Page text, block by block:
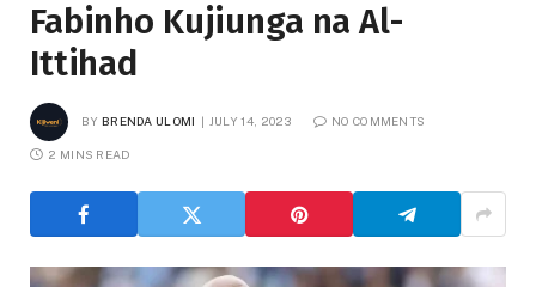
Fabinho Kujiunga na Al-
Ittihad
BY BRENDA ULOMI JULY 14, 2023 NO COMMENTS
2 MINS READ